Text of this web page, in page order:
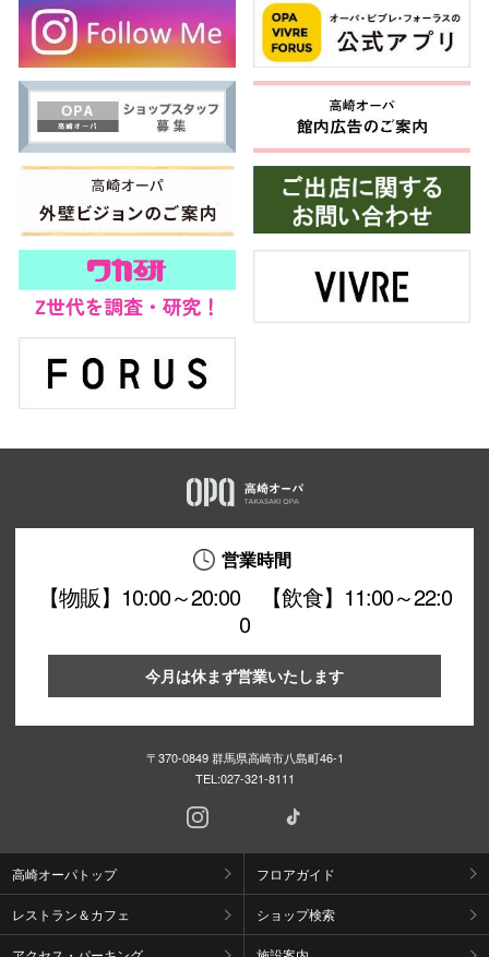
営業時間
【物販】10:00～20:00 【飲食】11:00～22:0
0
今月は休まず営業いたします
〒370-0849 群馬県高崎市八島町46-1
TEL:027-321-8111
高崎オーパトップ フロアガイド
レストラン＆カフェ ショップ検索